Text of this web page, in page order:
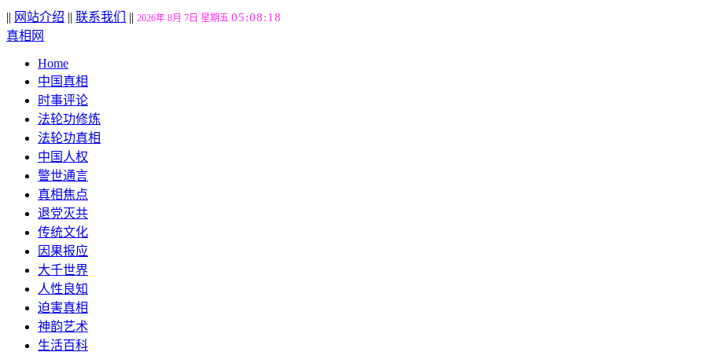
|| 网站介绍 || 联系我们 || 2026年 8月 7日 星期五 05:08:20
真相网
Home
中国真相
时事评论
法轮功修炼
法轮功真相
中国人权
警世通言
真相焦点
退党灭共
传统文化
因果报应
大千世界
人性良知
迫害真相
神韵艺术
生活百科